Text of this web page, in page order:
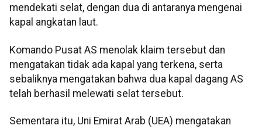
mendekati selat, dengan dua di antaranya mengenai
kapal angkatan laut.
Komando Pusat AS menolak klaim tersebut dan
mengatakan tidak ada kapal yang terkena, serta
sebaliknya mengatakan bahwa dua kapal dagang AS
telah berhasil melewati selat tersebut.
Sementara itu, Uni Emirat Arab (UEA) mengatakan